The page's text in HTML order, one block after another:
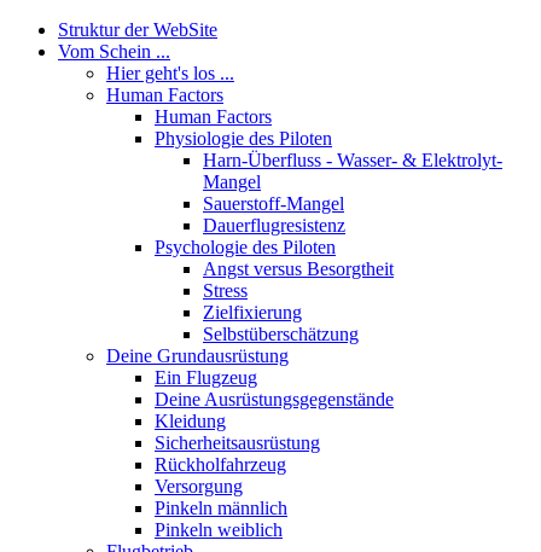
Struktur der WebSite
Vom Schein ...
Hier geht's los ...
Human Factors
Human Factors
Physiologie des Piloten
Harn-Überfluss - Wasser- & Elektrolyt-
Mangel
Sauerstoff-Mangel
Dauerflugresistenz
Psychologie des Piloten
Angst versus Besorgtheit
Stress
Zielfixierung
Selbstüberschätzung
Deine Grundausrüstung
Ein Flugzeug
Deine Ausrüstungsgegenstände
Kleidung
Sicherheitsausrüstung
Rückholfahrzeug
Versorgung
Pinkeln männlich
Pinkeln weiblich